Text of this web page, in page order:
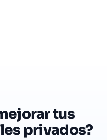
tus
privados?